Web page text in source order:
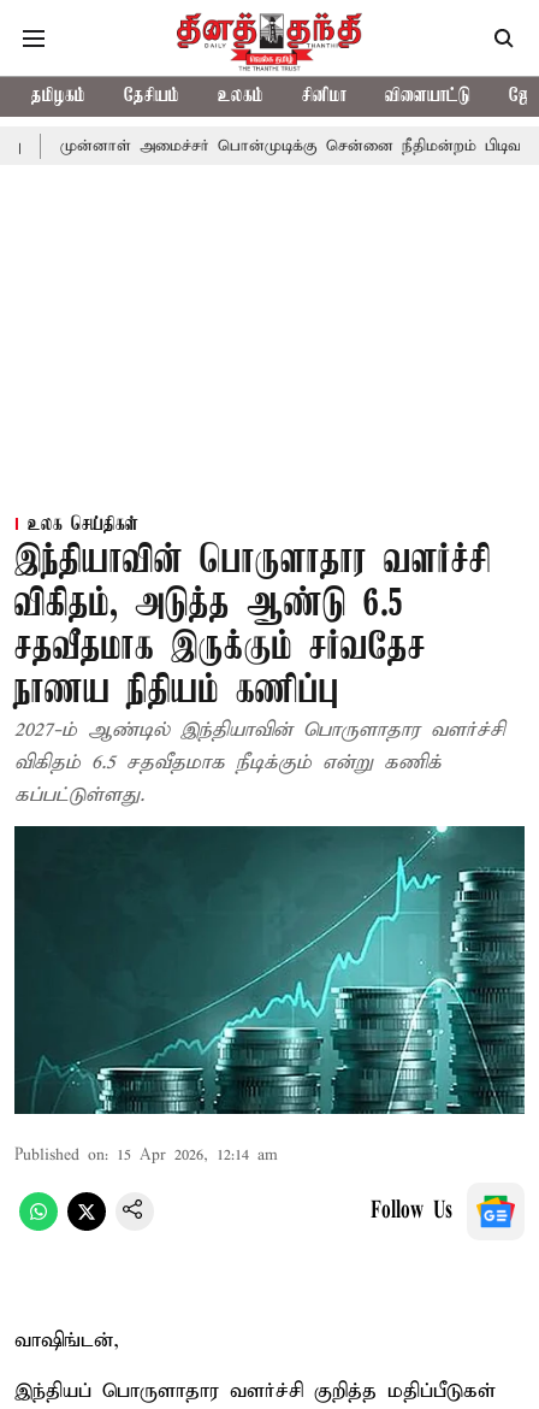
தமிழகம் தேசியம் உலகம் சினிமா விளையாட்டு
அமைச்சர் பொன்முடிக்கு சென்னை நீதிமன்றம் பிடிவாராண்ட்
உலக செய்திகள்
இந்தியாவின் பொருளாதார வளர்ச்சி
விகிதம், அடுத்த ஆண்டு 6.5
சதவீதமாக இருக்கும் சர்வதேச
நாணய நிதியம் கணிப்பு
2027-ம் ஆண்டில் இந்தியாவின் பொருளாதார வளர்ச்சி
விகிதம் 6.5 சதவீதமாக நீடிக்கும் என்று கணிக்
கப்பட்டுள்ளது.
Published on: 15 Apr 2026, 12:14 am
Follow Us
வாஷிங்டன்,
இந்தியப் பொருளாதார வளர்ச்சி குறித்த மதிப்பீடுகள்